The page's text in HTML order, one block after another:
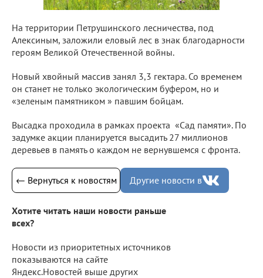
На территории Петрушинского лесничества, под
Алексиным, заложили еловый лес в знак благодарности
героям Великой Отечественной войны.
Новый хвойный массив занял 3,3 гектара. Со временем
он станет не только экологическим буфером, но и
«зеленым памятником » павшим бойцам.
Высадка проходила в рамках проекта «Сад памяти». По
задумке акции планируется высадить 27 миллионов
деревьев в память о каждом не вернувшемся с фронта.
← Вернуться к новостям Другие новости в
Хотите читать наши новости раньше
всех?
Новости из приоритетных источников
показываются на сайте
Яндекс.Новостей выше других